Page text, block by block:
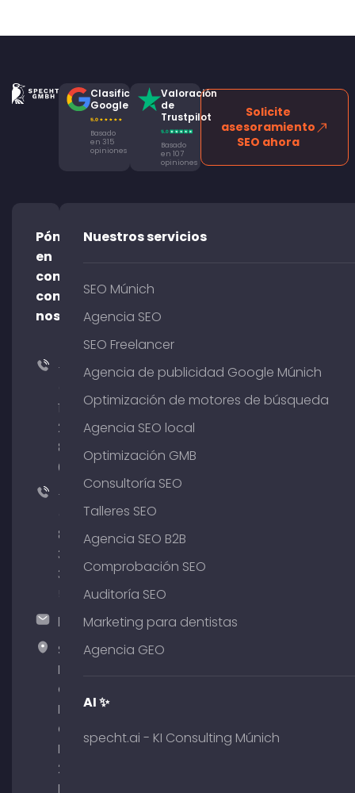
Clasificación
Google
Basado
en 315
opiniones
Valoración
de
Trustpilot
Basado
en 107
opiniones
Solicite
asesoramiento
SEO ahora
Póngase
en
contacto
con
nosotros
+49
176
204
801
64
+49
89
380
375
hallo@timospecht.de
Specht
Marketing
GmbH –
Palais am
Obelisk
Briennerstr.
29 80333
Múnich
Nuestros servicios
SEO Múnich
Agencia SEO
SEO Freelancer
Agencia de publicidad Google Múnich
Optimización de motores de búsqueda
Agencia SEO local
Optimización GMB
Consultoría SEO
Talleres SEO
Agencia SEO B2B
Comprobación SEO
Auditoría SEO
Marketing para dentistas
Agencia GEO
AI ✨
specht.ai - KI Consulting Múnich